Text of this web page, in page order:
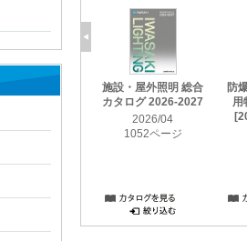
施設・屋外照明 総合
カタログ 2026-2027
2026/04
1052ページ
防
用